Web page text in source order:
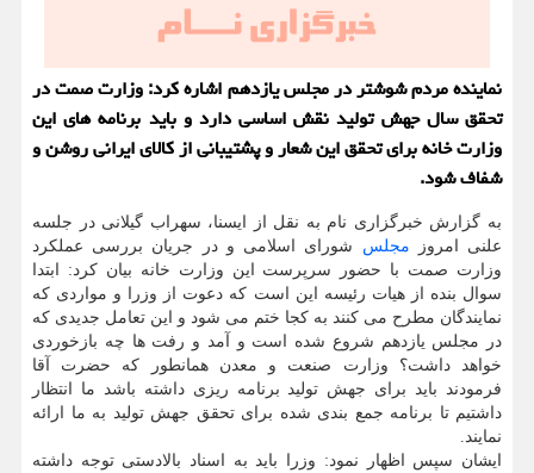
نماینده مردم شوشتر در مجلس یازدهم اشاره كرد: وزارت صمت در
تحقق سال جهش تولید نقش اساسی دارد و باید برنامه های این
وزارت خانه برای تحقق این شعار و پشتیبانی از كالای ایرانی روشن و
شفاف شود.
به گزارش خبرگزاری نام به نقل از ایسنا، سهراب گیلانی در جلسه
علنی امروز مجلس شورای اسلامی و در جریان بررسی عملکرد
وزارت صمت با حضور سرپرست این وزارت خانه بیان کرد: ابتدا
سوال بنده از هیات رئیسه این است که دعوت از وزرا و مواردی که
نمایندگان مطرح می کنند به کجا ختم می شود و این تعامل جدیدی که
در مجلس یازدهم شروع شده است و آمد و رفت ها چه بازخوردی
خواهد داشت؟ وزارت صنعت و معدن همانطور که حضرت آقا
فرمودند باید برای جهش تولید برنامه ریزی داشته باشد ما انتظار
داشتیم تا برنامه جمع بندی شده برای تحقق جهش تولید به ما ارائه
نمایند.
ایشان سپس اظهار نمود: وزرا باید به اسناد بالادستی توجه داشته